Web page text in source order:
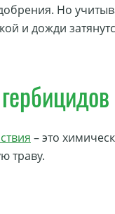
Но
и дожди
– это
траву.